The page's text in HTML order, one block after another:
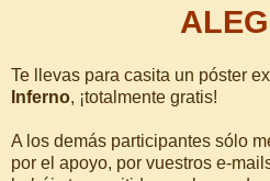
Te llevas para casita un póster
Inferno, ¡totalmente gratis!
A los demás participantes sólo
por el apoyo, por vuestros e-